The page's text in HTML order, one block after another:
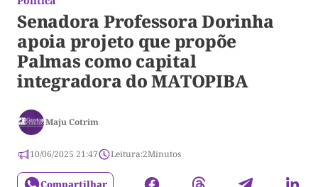
Senadora Professora Dorinha
apoia projeto que propõe
Palmas como capital
integradora do MATOPIBA
Maju Cotrim
10/06/2025 21:47 Leitura:2Minutos
Compartilhar